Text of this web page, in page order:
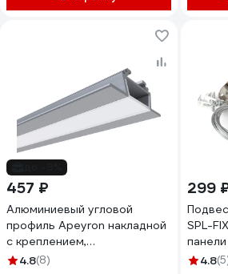
457 ₽
Алюминиевый угловой
профиль Apeyron накладной
с креплением,
анодированный, серебро, 1
4.8(8)
299
SPL-
4.8